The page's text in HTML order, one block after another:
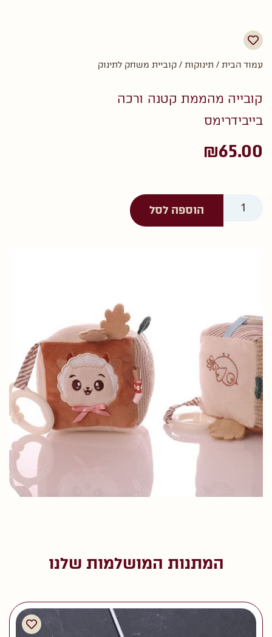
עמוד הבית / תינוקות / קוביית משחק לתינוק
קובייה מהממת קטנה ורכה
בייבידרימס
₪65.00
הוספה לסל
המתנות המושלמות שלנו